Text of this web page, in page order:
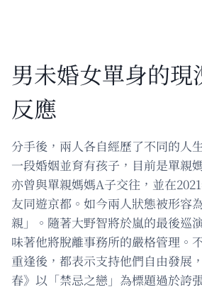
男未婚女單身的現
反應
分手後，兩人各自經歷了不同的人
一段婚姻並育有孩子，目前是單親
亦曾與單親媽媽A子交往，並在
友同遊京都。如今兩人狀態被形容
親」。隨著大野智將於嵐的最後巡
味著他將脫離事務所的嚴格管理。
重逢後，都表示支持他們自由發展
春》以「禁忌之戀」為標題過於誇